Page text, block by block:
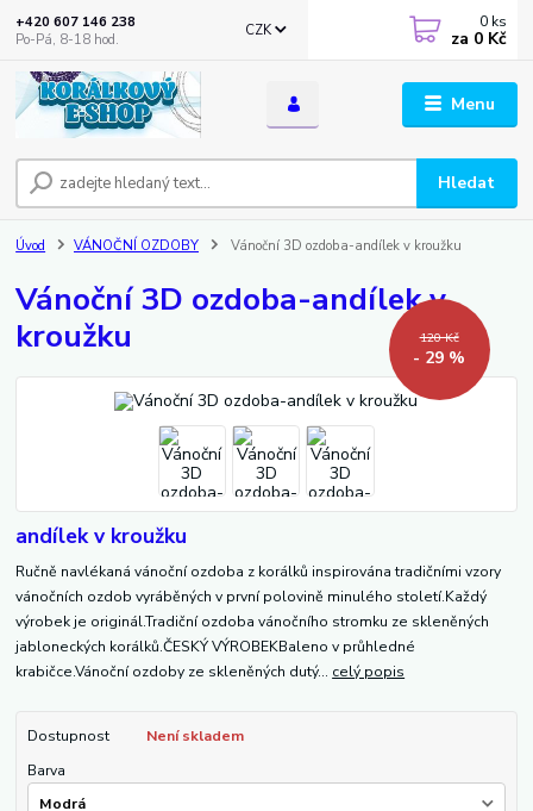
Menu
CZK
Hledat
+420 607 146 238
Po-Pá, 8-18 hod.
0 ks
za 0 Kč
Úvod VÁNOČNÍ OZDOBY Vánoční 3D ozdoba-andílek v kroužku
Vánoční 3D ozdoba-andílek v
kroužku
120 Kč
- 29 %
andílek v kroužku
Ručně navlékaná vánoční ozdoba z korálků inspirována tradičními vzory
vánočních ozdob vyráběných v první polovině minulého století.Každý
výrobek je originál.Tradiční ozdoba vánočního stromku ze skleněných
jabloneckých korálků.ČESKÝ VÝROBEKBaleno v průhledné
krabičce.Vánoční ozdoby ze skleněných dutý... celý popis
Dostupnost
Není skladem
Barva